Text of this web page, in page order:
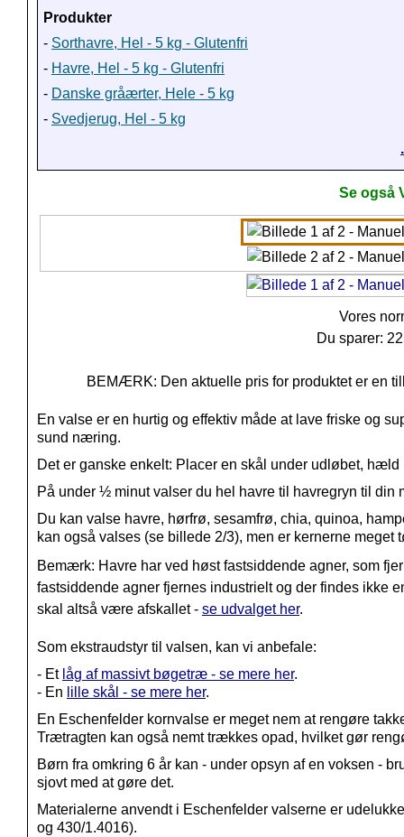
Produkter
- Sorthavre, Hel - 5 kg - Glutenfri
- Havre, Hel - 5 kg - Glutenfri
- Danske gråærter, Hele - 5 kg
- Svedjerug, Hel - 5 kg
Se også
Vores
Du sparer:
BEMÆRK: Den aktuelle pris for produktet er en
En valse er en hurtig og effektiv måde at lave friske og
sund næring.
Det er ganske enkelt: Placer en skål under udløbet,
På under ½ minut valser du hel havre til havregryn til din
Du kan valse havre, hørfrø, sesamfrø, chia, quinoa, h
kan også valses (se billede 2/3), men er kernerne meget
Bemærk: Havre har ved høst fastsiddende agner, som
fastsiddende agner fjernes industrielt og der findes ikke
skal altså være afskallet - se udvalget her.
Som ekstraudstyr til valsen, kan vi anbefale:
- Et låg af massivt bøgetræ - se mere her.
- En lille skål - se mere her.
En Eschenfelder kornvalse er meget nem at rengøre
Trætragten kan også nemt trækkes opad, hvilket gør
Børn fra omkring 6 år kan - under opsyn af en voksen -
sjovt med at gøre det.
Materialerne anvendt i Eschenfelder valserne er
og 430/1.4016).